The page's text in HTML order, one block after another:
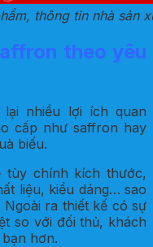
thông tin nhà sản
theo yêu
nhiều lợi ích quan
cấp như saffron hay
biếu.
tùy chính kích thước,
liệu, kiểu dáng… sao
ra thiết kế có sự
so với đối thủ, khách
hơn.